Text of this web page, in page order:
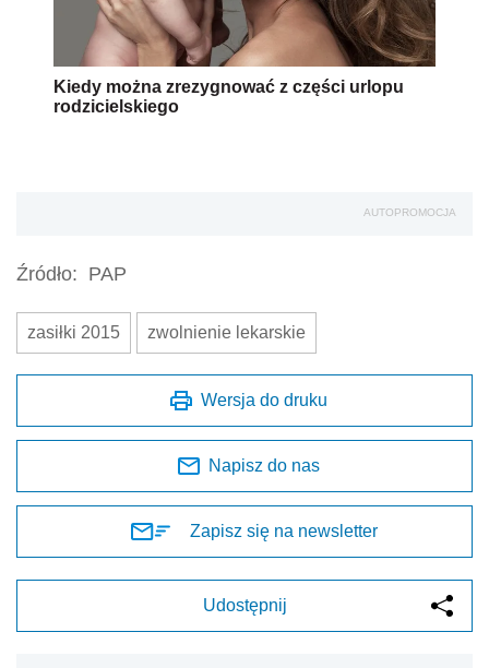
Kiedy można zrezygnować z części urlopu
rodzicielskiego
AUTOPROMOCJA
Źródło: PAP
zasiłki 2015 zwolnienie lekarskie
Wersja do druku
Napisz do nas
Zapisz się na newsletter
Udostępnij